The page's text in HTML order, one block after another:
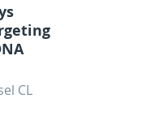
CL